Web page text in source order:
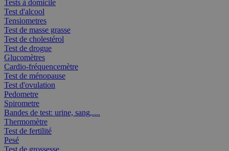
Tests à domicile
Test d'alcool
Tensiometres
Test de masse grasse
Test de cholestérol
Test de drogue
Glucomètres
Cardio-fréquencemètre
Test de ménopause
Test d'ovulation
Pedometre
Spirometre
Bandes de test: urine, sang,....
Thermomètre
Test de fertilité
Pesé